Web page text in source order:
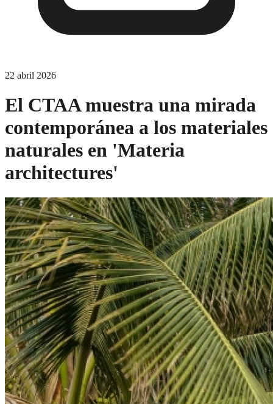
22 abril 2026
El CTAA muestra una mirada
contemporánea a los materiales
naturales en 'Materia
architectures'